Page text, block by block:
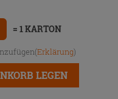
= 1 KARTON
Erklärung)
LEGEN